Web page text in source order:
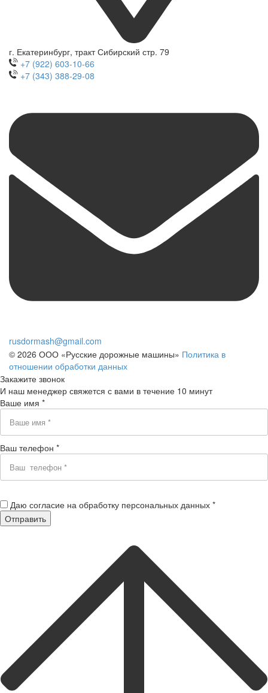
г. Екатеринбург, тракт Сибирский стр. 79
+7 (922) 603-10-66
+7 (343) 388-29-08
rusdormash@gmail.com
© 2026 ООО «Русские дорожные машины» Политика в
отношении обработки данных
Закажите звонок
И наш менеджер свяжется с вами в течение 10 минут
Ваше имя *
Ваш телефон *
Даю согласие на обработку персональных данных *